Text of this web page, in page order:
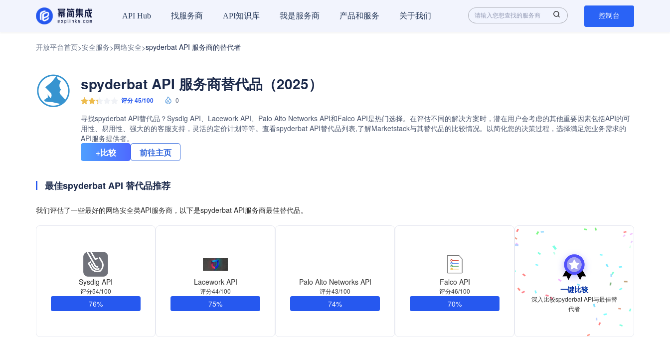
API Hub 找服务商 API知识库 我是服务商 产品和服务 关于我们 控制台
开放平台首页>安全服务>网络安全>spyderbat API 服务商的替代者
spyderbat API 服务商替代品（2025）
评分 45/100 0
寻找spyderbat API替代品？Sysdig API、Lacework API、Palo Alto Networks API和Falco API是热门选择。在评估不同的解决方案时，潜在用户会考虑的其他重要因素包括API的可
用性、易用性、强大的的客服支持，灵活的定价计划等等。查看spyderbat API替代品列表,了解Marketstack与其替代品的比较情况。以简化您的决策过程，选择满足您业务需求的
API服务提供者。
+比较 前往主页
最佳spyderbat API 替代品推荐
我们评估了一些最好的网络安全类API服务商，以下是spyderbat API服务商最佳替代品。
Sysdig API
评分54/100
76%
Lacework API
评分44/100
75%
Palo Alto Networks API
评分43/100
74%
Falco API
评分46/100
70%
一键比较
深入比较spyderbat API与最佳替
代者